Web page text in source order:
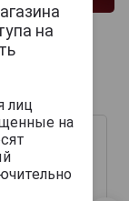
на
лиц
на